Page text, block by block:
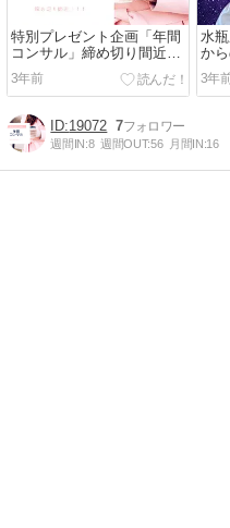
特別プレゼント企画「年間
コンサル」締め切り間近で
す。
3年前
水
か
3年
19072 7
週間IN:8 週間OUT:56 月間IN:16